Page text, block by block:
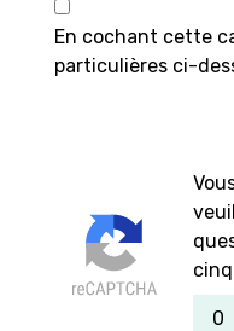
En cochant cette
particulières ci-